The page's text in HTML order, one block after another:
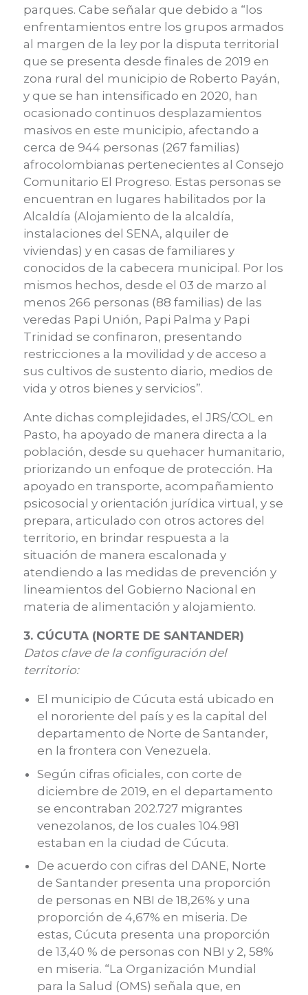
parques. Cabe señalar que debido a “los
enfrentamientos entre los grupos armados
al margen de la ley por la disputa territorial
que se presenta desde finales de 2019 en
zona rural del municipio de Roberto Payán,
y que se han intensificado en 2020, han
ocasionado continuos desplazamientos
masivos en este municipio, afectando a
cerca de 944 personas (267 familias)
afrocolombianas pertenecientes al Consejo
Comunitario El Progreso. Estas personas se
encuentran en lugares habilitados por la
Alcaldía (Alojamiento de la alcaldía,
instalaciones del SENA, alquiler de
viviendas) y en casas de familiares y
conocidos de la cabecera municipal. Por los
mismos hechos, desde el 03 de marzo al
menos 266 personas (88 familias) de las
veredas Papi Unión, Papi Palma y Papi
Trinidad se confinaron, presentando
restricciones a la movilidad y de acceso a
sus cultivos de sustento diario, medios de
vida y otros bienes y servicios”.
Ante dichas complejidades, el JRS/COL en
Pasto, ha apoyado de manera directa a la
población, desde su quehacer humanitario,
priorizando un enfoque de protección. Ha
apoyado en transporte, acompañamiento
psicosocial y orientación jurídica virtual, y se
prepara, articulado con otros actores del
territorio, en brindar respuesta a la
situación de manera escalonada y
atendiendo a las medidas de prevención y
lineamientos del Gobierno Nacional en
materia de alimentación y alojamiento.
3. CÚCUTA (NORTE DE SANTANDER)
Datos clave de la configuración del
territorio:
El municipio de Cúcuta está ubicado en
el nororiente del país y es la capital del
departamento de Norte de Santander,
en la frontera con Venezuela.
Según cifras oficiales, con corte de
diciembre de 2019, en el departamento
se encontraban 202.727 migrantes
venezolanos, de los cuales 104.981
estaban en la ciudad de Cúcuta.
De acuerdo con cifras del DANE, Norte
de Santander presenta una proporción
de personas en NBI de 18,26% y una
proporción de 4,67% en miseria. De
estas, Cúcuta presenta una proporción
de 13,40 % de personas con NBI y 2, 58%
en miseria. “La Organización Mundial
para la Salud (OMS) señala que, en